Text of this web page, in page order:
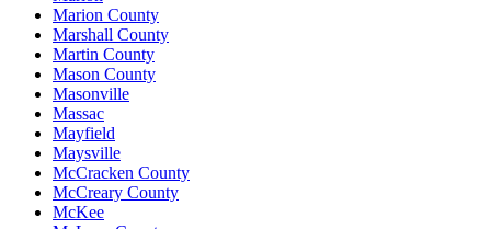
Marion County
Marshall County
Martin County
Mason County
Masonville
Massac
Mayfield
Maysville
McCracken County
McCreary County
McKee